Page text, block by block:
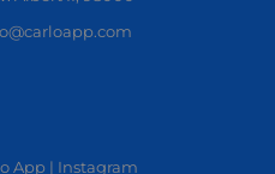
App | Instagram